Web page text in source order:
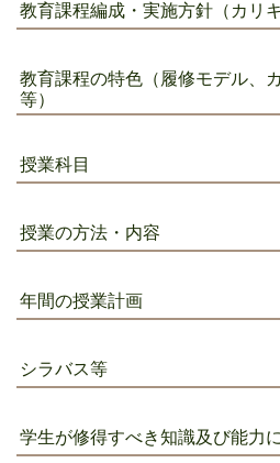
教育課程編成・実施方針（カリ
教育課程の特色（履修モデル、
等）
授業科目
授業の方法・内容
年間の授業計画
シラバス等
学生が修得すべき知識及び能力